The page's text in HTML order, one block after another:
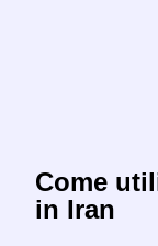
Come
in Iran